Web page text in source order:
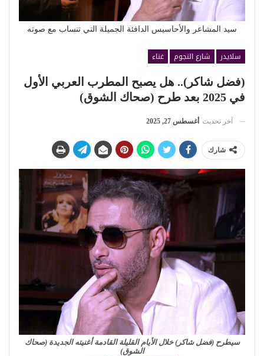
سيد المشاعر والأحاسيس الدافئة الجميلة التي تنساب مع صوته
سلايدر شارع النجوم
غناء
(فضل شاكر).. هل يصبح المطرب العربي الأول
في 2025 بعد طرح (صحاك الشوق)
آخر تحديث أغسطس 27, 2025
شارك
سيطرح (فضل شاكر) خلال الأيام القليلة القادمة أغنيته الجديدة (صحاك
الشوق)